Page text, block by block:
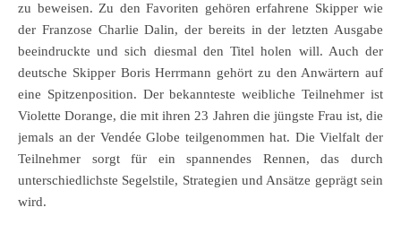
zu beweisen. Zu den Favoriten gehören erfahrene Skipper wie
der Franzose Charlie Dalin, der bereits in der letzten Ausgabe
beeindruckte und sich diesmal den Titel holen will. Auch der
deutsche Skipper Boris Herrmann gehört zu den Anwärtern auf
eine Spitzenposition. Der bekannteste weibliche Teilnehmer ist
Violette Dorange, die mit ihren 23 Jahren die jüngste Frau ist, die
jemals an der Vendée Globe teilgenommen hat. Die Vielfalt der
Teilnehmer sorgt für ein spannendes Rennen, das durch
unterschiedlichste Segelstile, Strategien und Ansätze geprägt sein
wird.